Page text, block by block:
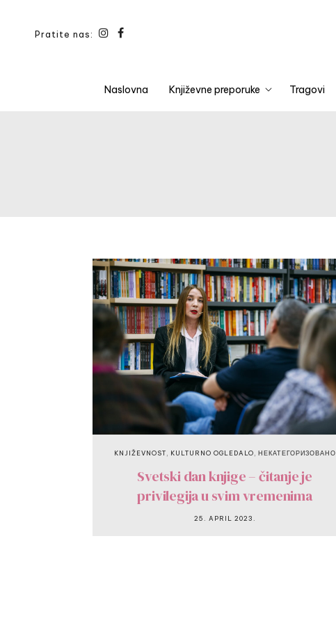
Pratite nas:
Naslovna Književne preporuke Tragovi
KNJIŽEVNOST, KULTURNO OGLEDALO, НЕКАТЕГОРИЗОВАНО
Svetski dan knjige – čitanje je
privilegija u svim vremenima
25. APRIL 2023.